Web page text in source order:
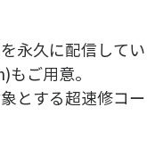
永久に配信して
ご用意。
とする超速修コ